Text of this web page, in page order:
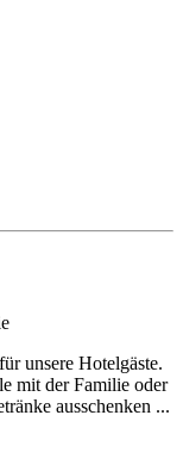
unsere Hotelgäste.
mit der Familie oder
ausschenken ...